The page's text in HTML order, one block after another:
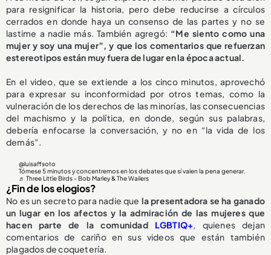
para resignificar la historia, pero debe reducirse a círculos
cerrados en donde haya un consenso de las partes y no se
lastime a nadie más. También agregó: “Me siento como una
mujer y soy una mujer”, y que los comentarios que refuerzan
estereotipos están muy fuera de lugar en la época actual.
En el video, que se extiende a los cinco minutos, aprovechó
para expresar su inconformidad por otros temas, como la
vulneración de los derechos de las minorías, las consecuencias
del machismo y la política, en donde, según sus palabras,
debería enfocarse la conversación, y no en “la vida de los
demás”.
@luisaffsoto
Tómese 5 minutos y concentremos en los debates que sí valen la pena generar.
♬ Three Little Birds - Bob Marley & The Wailers
¿Fin de los elogios?
No es un secreto para nadie que la presentadora se ha ganado
un lugar en los afectos y la admiración de las mujeres que
hacen parte de la comunidad LGBTIQ+, quienes dejan
comentarios de cariño en sus videos que están también
plagados de coquetería.